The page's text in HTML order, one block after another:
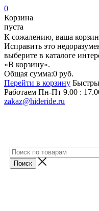
0
Корзина
пуста
К сожалению, ваша
Исправить это
выберите в каталоге
«В корзину».
Общая сумма:0 руб.
Перейти в корзину
Работаем Пн-Пт 9.00 :
zakaz@hideride.ru